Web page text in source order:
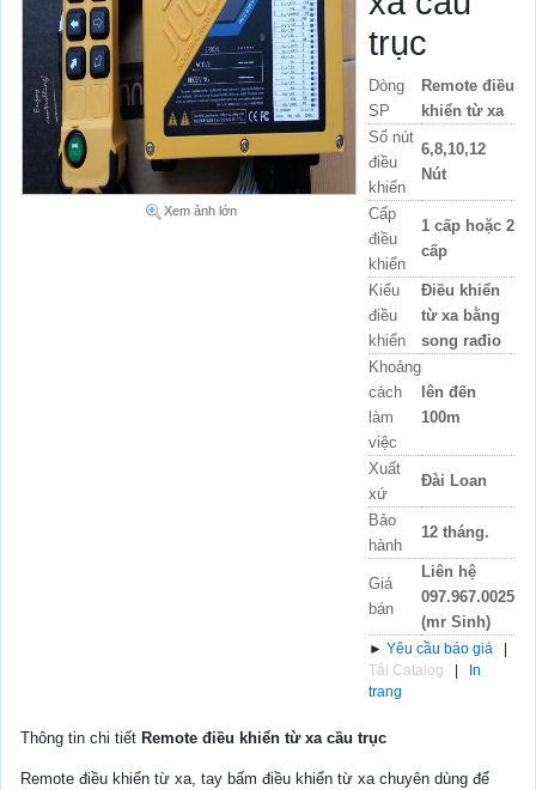
Xem ảnh lớn
trục
Dòng
SP
Remote điều
khiển từ xa
Số nút
điều
khiển
6,8,10,12
Nút
Cấp
điều
khiển
1 cấp hoặc 2
cấp
Kiểu
điều
khiển
Điều khiển
từ xa bằng
song rađio
Khoảng
cách
làm
việc
lên đến
100m
Xuất
xứ
Đài Loan
Bảo
hành
12 tháng.
Giá
bán
Liên hệ
097.967.0025
(mr Sinh)
► Yêu cầu báo giá
Tải Catalog
In
trang
Thông tin chi tiết Remote điều khiển từ xa cầu trục
Remote điều khiển từ xa, tay bấm điều khiển từ xa chuyên dùng để